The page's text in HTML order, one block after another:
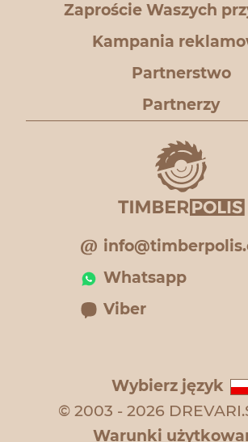
Zaproście Waszych
Kampania
Partnerstwo
Partnerzy
Whatsapp
Viber
Wybierz język
© 2003 - 2026
Warunki